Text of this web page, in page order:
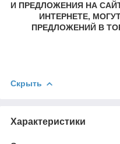
И ПРЕДЛОЖЕНИЯ НА
ИНТЕРНЕТЕ,
ПРЕДЛОЖЕНИЙ В
Скрыть
Характеристики